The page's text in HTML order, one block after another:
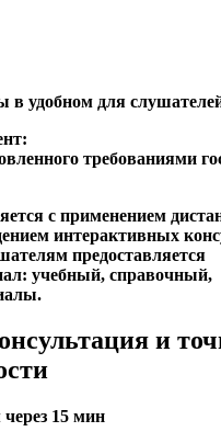
в удобном для
требованиями
с применением
интерактивных
предоставляется
учебный, справочный,
и
15 мин